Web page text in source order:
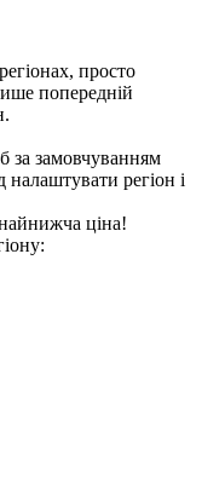
просто
попередній
за замовчуванням
налаштувати регіон і
ціна!